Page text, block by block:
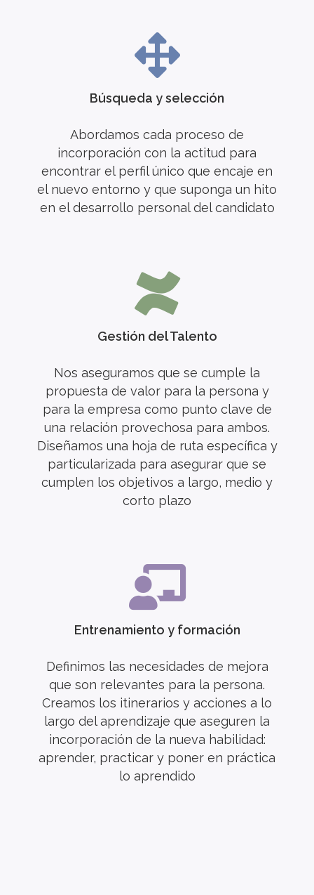
Búsqueda y selección
Abordamos cada proceso de
incorporación con la actitud para
encontrar el perfil único que encaje en
el nuevo entorno y que suponga un hito
en el desarrollo personal del candidato
Gestión del Talento
Nos aseguramos que se cumple la
propuesta de valor para la persona y
para la empresa como punto clave de
una relación provechosa para ambos.
Diseñamos una hoja de ruta específica y
particularizada para asegurar que se
cumplen los objetivos a largo, medio y
corto plazo
Entrenamiento y formación
Definimos las necesidades de mejora
que son relevantes para la persona.
Creamos los itinerarios y acciones a lo
largo del aprendizaje que aseguren la
incorporación de la nueva habilidad:
aprender, practicar y poner en práctica
lo aprendido